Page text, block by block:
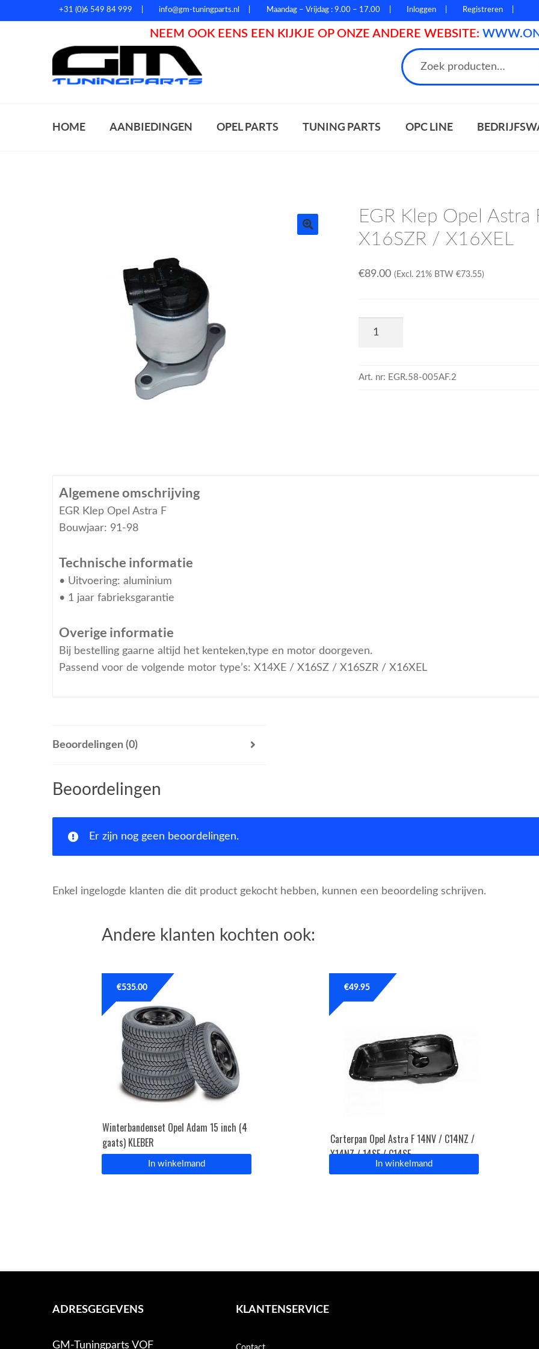
+31 (0)6 549 84 999 info@gm-tuningparts.nl Maandag – Vrijdag : 9.00 – 17.00 Inloggen Registreren
NEEM OOK EENS EEN KIJKJE OP ONZE ANDERE WEBSITE:
HOME AANBIEDINGEN OPEL PARTS TUNING PARTS OPC LINE
EGR Klep Opel
X16SZR / X16XEL
€89.00 (Excl. 21% BTW €73.55)
Art. nr: EGR.58-005AF.2
Algemene omschrijving
EGR Klep Opel Astra F
Bouwjaar: 91-98
Technische informatie
• Uitvoering: aluminium
• 1 jaar fabrieksgarantie
Overige informatie
Bij bestelling gaarne altijd het kenteken,type en motor doorgeven.
Passend voor de volgende motor type’s: X14XE / X16SZ / X16SZR / X16XEL
Beoordelingen (0)
Beoordelingen
Er zijn nog geen beoordelingen.
Enkel ingelogde klanten die dit product gekocht hebben, kunnen een beoordeling schrijven.
Andere klanten kochten ook:
Winterbandenset Opel Adam 15 inch (4
gaats) KLEBER
€535.00
In winkelmand
Carterpan Opel Astra F 14NV / C14NZ /
X14NZ / 14SE / C14SE
€49.95
In winkelmand
ADRESGEGEVENS
GM-Tuningparts VOF
KLANTENSERVICE